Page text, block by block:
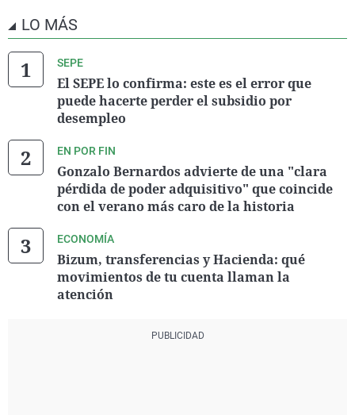
LO MÁS
SEPE
El SEPE lo confirma: este es el error que
puede hacerte perder el subsidio por
desempleo
EN POR FIN
Gonzalo Bernardos advierte de una "clara
pérdida de poder adquisitivo" que coincide
con el verano más caro de la historia
ECONOMÍA
Bizum, transferencias y Hacienda: qué
movimientos de tu cuenta llaman la
atención